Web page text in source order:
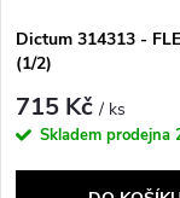
Dictum 314313 -
(1/2)
715 Kč/ ks
Skladem prodejna